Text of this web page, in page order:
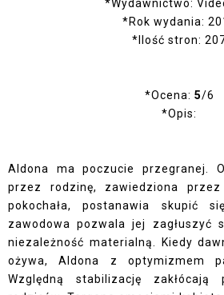
*Wydawnictwo:
*Rok wydania:
*Ilość stron:
*Ocena: 5/6
*Opis:
Aldona ma poczucie przegranej.
przez rodzinę, zawiedziona przez
pokochała, postanawia skupić
zawodowa pozwala jej zagłuszyć
niezależność materialną. Kiedy
ożywa, Aldona z optymizmem
Względną stabilizację zakłócają